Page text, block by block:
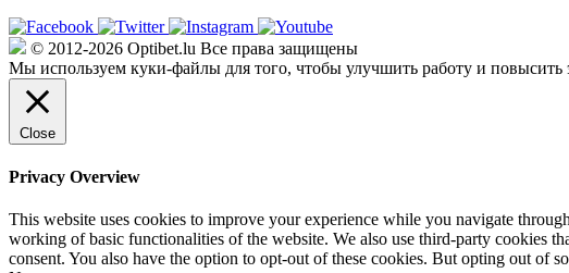
© 2012-2026 Optibet.lu Все права защищены
Мы используем куки-файлы для того, чтобы улучшить работу и повысить
Close
Privacy Overview
This website uses cookies to improve your experience while you navigate
working of basic functionalities of the website. We also use third-party cookies
consent. You also have the option to opt-out of these cookies. But opting out of